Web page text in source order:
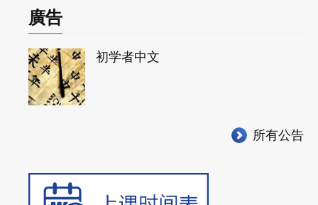
廣告
初学者中文
所有公告